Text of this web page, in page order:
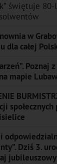
świętuje
w
dla całej
Poznaj
mapie
i
Dziś 3.